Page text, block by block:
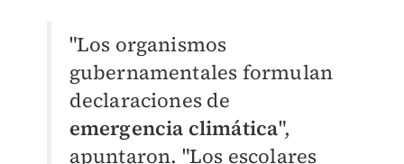
"Los organismos
gubernamentales formulan
declaraciones de
emergencia climática",
apuntaron. "Los escolares